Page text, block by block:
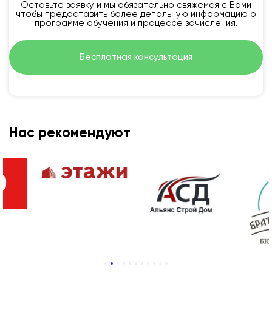
Оставьте заявку и мы обязательно свяжемся с Вами
чтобы предоставить более детальную информацию о
программе обучения и процессе зачисления.
Бесплатная консультация
Нас рекомендуют